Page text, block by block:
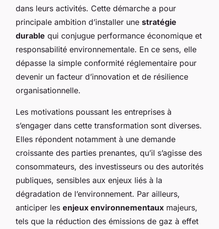
dans leurs activités. Cette démarche a pour
principale ambition d’installer une stratégie
durable qui conjugue performance économique et
responsabilité environnementale. En ce sens, elle
dépasse la simple conformité réglementaire pour
devenir un facteur d’innovation et de résilience
organisationnelle.
Les motivations poussant les entreprises à
s’engager dans cette transformation sont diverses.
Elles répondent notamment à une demande
croissante des parties prenantes, qu’il s’agisse des
consommateurs, des investisseurs ou des autorités
publiques, sensibles aux enjeux liés à la
dégradation de l’environnement. Par ailleurs,
anticiper les enjeux environnementaux majeurs,
tels que la réduction des émissions de gaz à effet